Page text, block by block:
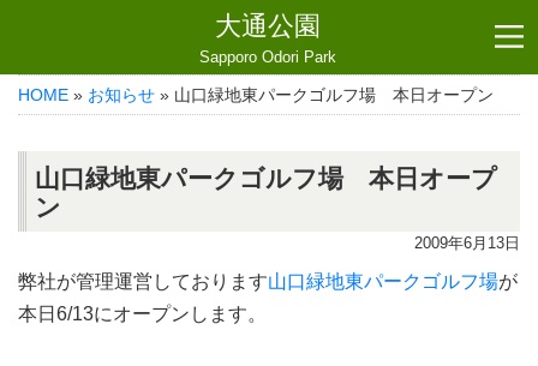
大通公園
Sapporo Odori Park
HOME » お知らせ » 山口緑地東パークゴルフ場 本日オープン
山口緑地東パークゴルフ場 本日オープ
ン
2009年6月13日
弊社が管理運営しております山口緑地東パークゴルフ場が
本日6/13にオープンします。